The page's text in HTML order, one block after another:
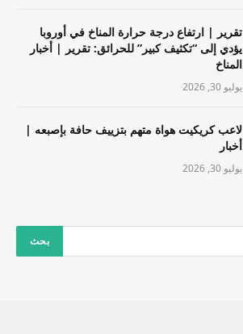
تقرير | ارتفاع درجة حرارة المناخ في أوروبا
يؤدي إلى “تكثيف كبير” للحرائق: تقرير | أخبار
المناخ
يوليو 30, 2026
لاعب كريكيت هواة متهم بتزييف حافة بإصبعه |
أخبار
يوليو 30, 2026